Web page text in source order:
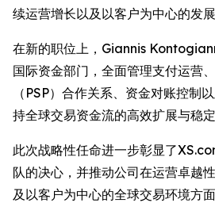
续运营增长以及以客户为中心的发
在新的职位上，Giannis
国际资金部门，全面管理支付运营
（PSP）合作关系、资金对账控制
持全球交易资金流的高效扩展与稳定
此次战略性任命进一步彰显了
队的决心，并推动公司在运营卓越
及以客户为中心的全球交易环境方